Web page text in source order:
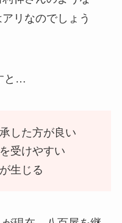
リなのでしょう
と…
した方が良い
受けやすい
生じる